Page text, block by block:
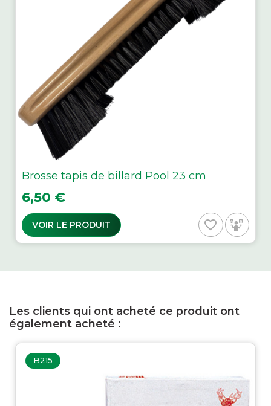
Brosse tapis de billard Pool 23 cm
Prix
6,50 €
VOIR LE PRODUIT favorite_border
Les clients qui ont acheté ce produit ont
également acheté :
B215